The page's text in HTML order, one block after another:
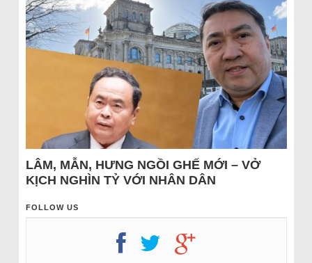
LÂM, MẪN, HƯNG NGỒI GHẾ MỚI – VỞ
KỊCH NGHÌN TỶ VỚI NHÂN DÂN
FOLLOW US